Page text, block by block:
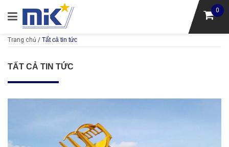
0
Trang chủ / Tất cả tin tức
TẤT CẢ TIN TỨC